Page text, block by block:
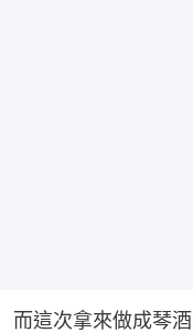
而這次拿來做成琴